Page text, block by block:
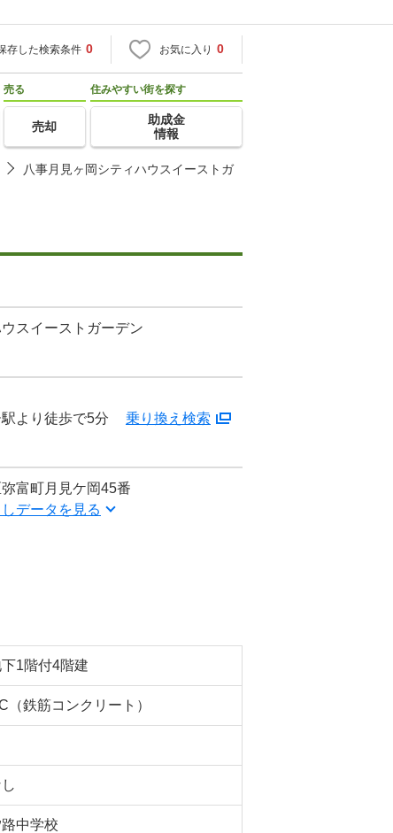
存した検索条件 0 お気に入り 0
売る
売却
住みやすい街を探す
助成金
情報
八事月見ヶ岡シティハウスイーストガ
スイーストガーデン
より徒歩で5分 乗り換え検索
富町月見ケ岡45番
データを見る
1階付4階建
（鉄筋コンクリート）
中学校